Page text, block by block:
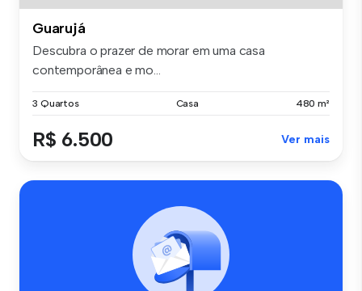
Guarujá
Descubra o prazer de morar em uma casa
contemporânea e mo...
3 Quartos Casa 480 m²
R$ 6.500 Ver mais